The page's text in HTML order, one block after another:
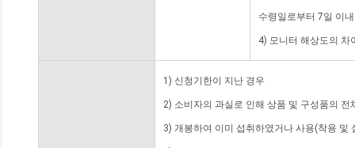
수령일로부터 7일 이
4) 모니터 해상도의 차
1) 신청기한이 지난 경우
2) 소비자의 과실로 인해 상품 및 구성품의
3) 개봉하여 이미 섭취하였거나 사용(착용 및